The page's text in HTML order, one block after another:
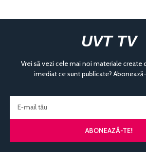
UVT TV
Vrei să vezi cele mai noi materiale create
imediat ce sunt publicate?
ABONEAZĂ-TE!